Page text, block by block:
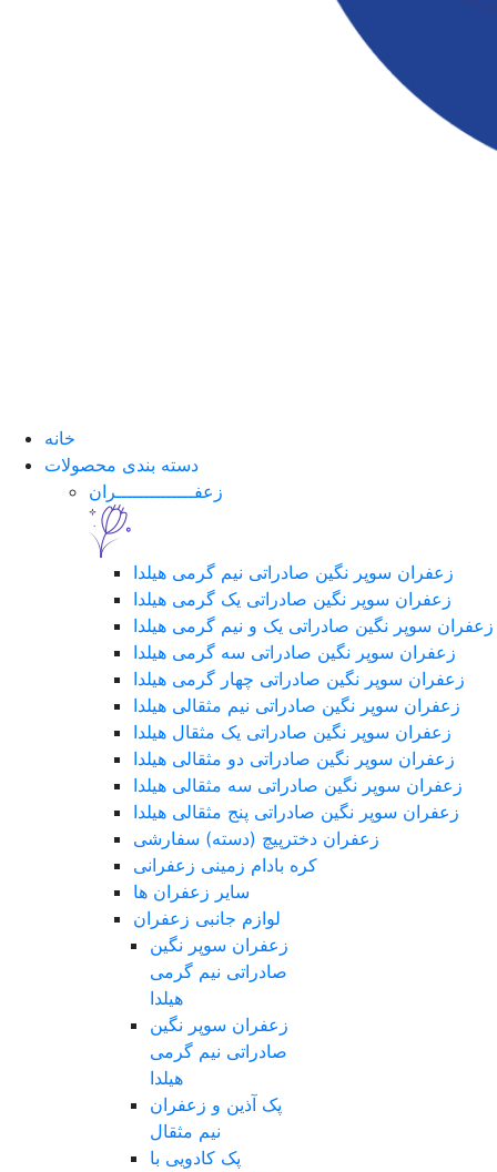
خانه
دسته بندی محصولات
زعفــــــــــــــران
زعفران سوپر نگین صادراتی نیم گرمی هیلدا
زعفران سوپر نگین صادراتی یک گرمی هیلدا
زعفران سوپر نگین صادراتی یک و نیم گرمی هیلدا
زعفران سوپر نگین صادراتی سه گرمی هیلدا
زعفران سوپر نگین صادراتی چهار گرمی هیلدا
زعفران سوپر نگین صادراتی نیم مثقالی هیلدا
زعفران سوپر نگین صادراتی یک مثقال هیلدا
زعفران سوپر نگین صادراتی دو مثقالی هیلدا
زعفران سوپر نگین صادراتی سه مثقالی هیلدا
زعفران سوپر نگین صادراتی پنج مثقالی هیلدا
زعفران دخترپیچ (دسته) سفارشی
کره بادام زمینی زعفرانی
سایر زعفران ها
لوازم جانبی زعفران
زعفران سوپر نگین
صادراتی نیم گرمی
هیلدا
زعفران سوپر نگین
صادراتی نیم گرمی
هیلدا
پک آذین و زعفران
نیم مثقال
پک کادویی با